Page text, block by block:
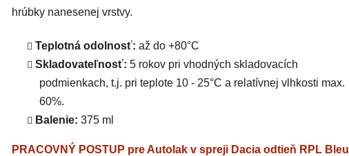
hrúbky nanesenej vrstvy.
Teplotná odolnosť: až do +80°C
Skladovateľnosť: 5 rokov pri vhodných skladovacích
podmienkach, t.j. pri teplote 10 - 25°C a relatívnej vlhkosti max.
60%.
Balenie: 375 ml
PRACOVNÝ POSTUP pre Autolak v spreji Dacia odtieň RPL Bleu